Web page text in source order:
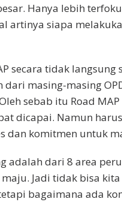
Hanya lebih
artinya siapa
secara tidak langsung
dari masing-masing
sebab itu Road
dicapai. Namun harus
dan komitmen untuk
adalah dari 8 area
Jadi tidak bisa kita
bagaimana ada